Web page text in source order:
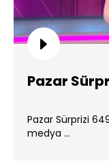
Pazar
Pazar Sürprizi
medya ...